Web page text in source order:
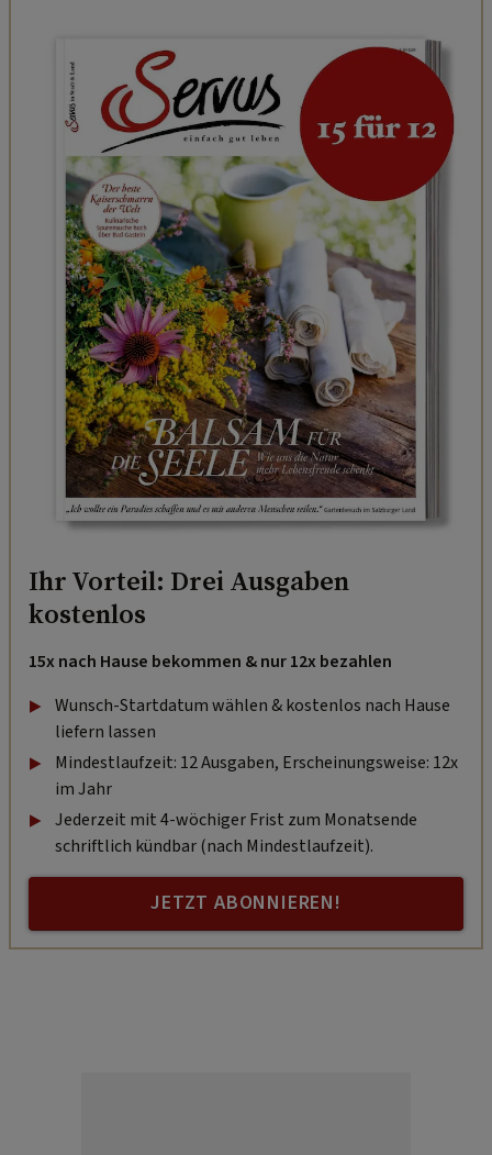
Ihr Vorteil: Drei Ausgaben
kostenlos
15x nach Hause bekommen & nur 12x bezahlen
Wunsch-Startdatum wählen & kostenlos nach Hause
liefern lassen
Mindestlaufzeit: 12 Ausgaben, Erscheinungsweise: 12x
im Jahr
Jederzeit mit 4-wöchiger Frist zum Monatsende
schriftlich kündbar (nach Mindestlaufzeit).
JETZT ABONNIEREN!